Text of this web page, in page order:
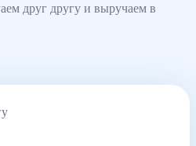
друг другу и выручаем в